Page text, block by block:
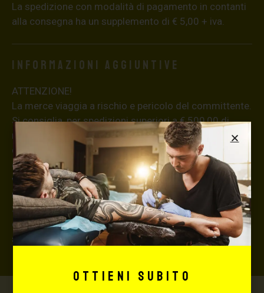
La spedizione con modalità di pagamento in contanti
alla consegna ha un supplemento di € 5,00 + iva.
Informazioni aggiuntive
ATTENZIONE!
La merce viaggia a rischio e pericolo del committente.
Si consiglia, per spedizioni superiori a € 500,00 di
richiedere l’invio della merce con assicurazione (in
questo caso, se la merce dovesse essere smarrita o
danneggiata dal corriere, quest’ultimo risarcirà l’intero
valore della merce, in caso contrario nessuno
rimborserà il destinatario) con un costo aggiuntivo del
3,5% sul valore totale del carrello, da richiedere prima
di concludere il pagamento al seguente indirizzo:
shop@maxsignorello.it
Ottieni subito